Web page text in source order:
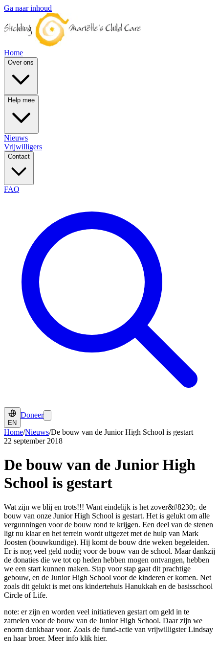
Ga naar inhoud
Home
Over ons
Help mee
Nieuws
Vrijwilligers
Contact
FAQ
EN
Doneer
Home/Nieuws/De bouw van de Junior High School is gestart
22 september 2018
De bouw van de Junior High
School is gestart
Wat zijn we blij en trots!!! Want eindelijk is het zover&#8230;. de
bouw van onze Junior High School is gestart. Het is gelukt om alle
vergunningen voor de bouw rond te krijgen. Een deel van de stenen
ligt nu klaar en het terrein wordt uitgezet met de hulp van Mark
Joosten (bouwkundige). Hij komt de bouw drie weken begeleiden.
Er is nog veel geld nodig voor de bouw van de school. Maar dankzij
de donaties die we tot op heden hebben mogen ontvangen, hebben
we een start kunnen maken. Stap voor stap gaat dit prachtige
gebouw, en de Junior High School voor de kinderen er komen. Net
zoals dit gelukt is met ons kindertehuis Hanukkah en de basisschool
Circle of Life.
note: er zijn en worden veel initiatieven gestart om geld in te
zamelen voor de bouw van de Junior High School. Daar zijn we
enorm dankbaar voor. Zoals de fund-actie van vrijwilligster Lindsay
en haar broer. Meer info klik hier.